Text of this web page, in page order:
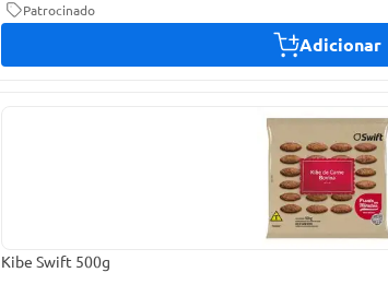
Patrocinado
Adicionar
Kibe Swift 500g